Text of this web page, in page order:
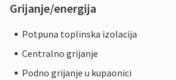
Grijanje/energija
Potpuna toplinska izolacija
Centralno grijanje
Podno grijanje u kupaonici